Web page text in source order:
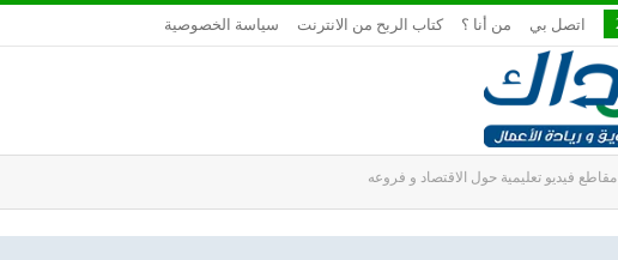
اتصل بي من أنا ؟ كتاب الربح من الانترنت سياسة الخصوصية
مقاطع فيديو تعليمية حول الاقتصاد و فروعه